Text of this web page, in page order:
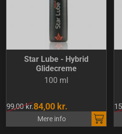
Star Lube - Hybrid
Glidecreme
100 ml
99,00 kr.84,00 kr.
Mere info